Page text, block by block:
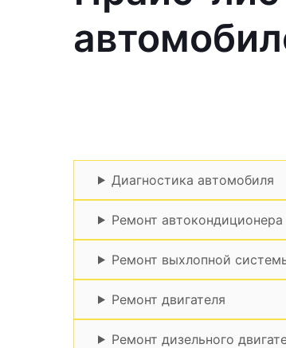
Диагностика автомобиля
Ремонт автокондиционера
Ремонт выхлопной
Ремонт двигателя
Ремонт дизельного